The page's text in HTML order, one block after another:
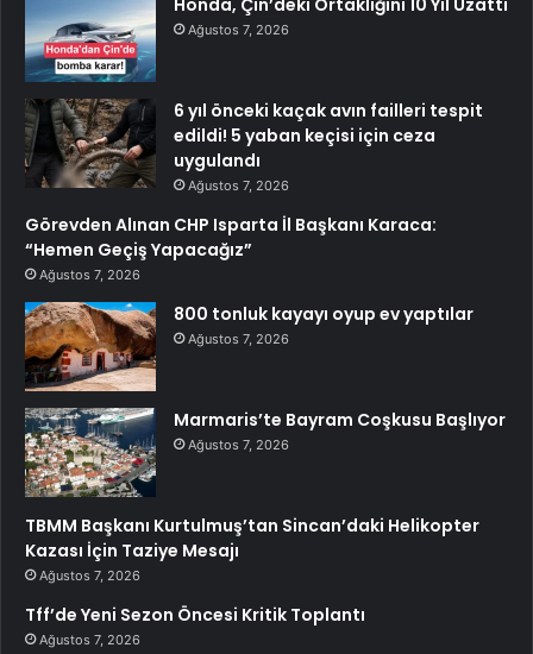
Honda, Çin’deki Ortaklığını 10 Yıl Uzattı
Ağustos 7, 2026
6 yıl önceki kaçak avın failleri tespit
edildi! 5 yaban keçisi için ceza
uygulandı
Ağustos 7, 2026
Görevden Alınan CHP Isparta İl Başkanı Karaca:
“Hemen Geçiş Yapacağız”
Ağustos 7, 2026
800 tonluk kayayı oyup ev yaptılar
Ağustos 7, 2026
Marmaris’te Bayram Coşkusu Başlıyor
Ağustos 7, 2026
TBMM Başkanı Kurtulmuş’tan Sincan’daki Helikopter
Kazası İçin Taziye Mesajı
Ağustos 7, 2026
Tff’de Yeni Sezon Öncesi Kritik Toplantı
Ağustos 7, 2026